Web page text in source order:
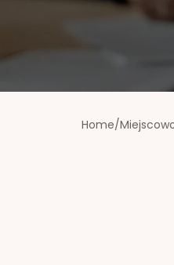
Home/